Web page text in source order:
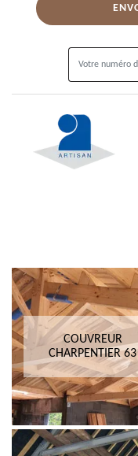
COUVREUR
CHARPENTIER 63